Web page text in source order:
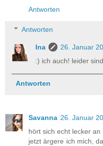
Antworten
Antworten
Ina
26. Januar
:) ich auch! leider
Antworten
Savanna 26. Januar
hört sich echt lecker an
jetzt ärgere ich mich,